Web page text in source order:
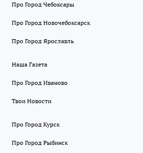
Про Город Чебоксары
Про Город Новочебоксарск
Про Город Ярославль
Наша Газета
Про Город Иваново
Твои Новости
Про Город Курск
Про Город Рыбинск